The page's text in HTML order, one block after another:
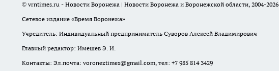
© vrntimes.ru - Новости Воронежа | Новости Воронежа и Воронежской области, 2004-2026
Сетевое издание «Время Воронежа»
Учредитель: Индивидуальный предприниматель Суворов Алексей Владимирович
Главный редактор: Имешев Э. И.
Контакты: Эл.почта: voroneztimes@gmail.com, тел: +7 985 814 3429